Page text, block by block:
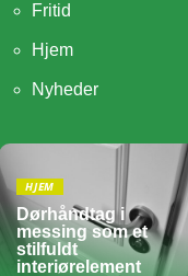
Fritid
Hjem
Nyheder
HJEM
Dørhåndtag i
messing som et
stilfuldt
interiørelement